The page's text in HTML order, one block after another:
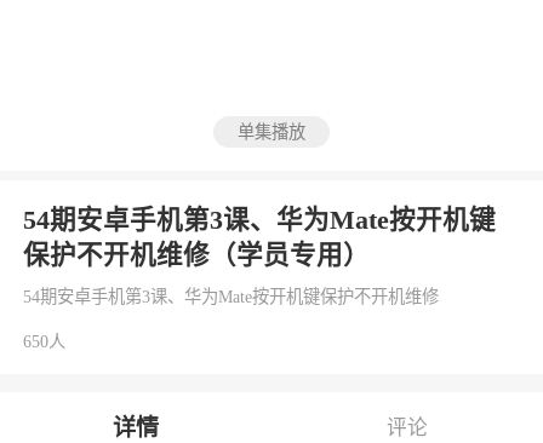
单集播放
54期安卓手机第3课、华为Mate按开机键
保护不开机维修（学员专用）
54期安卓手机第3课、华为Mate按开机键保护不开机维修
650人
详情 评论